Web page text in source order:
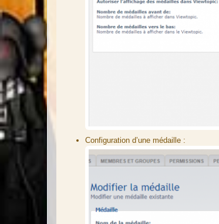
Configuration d’une médaille :